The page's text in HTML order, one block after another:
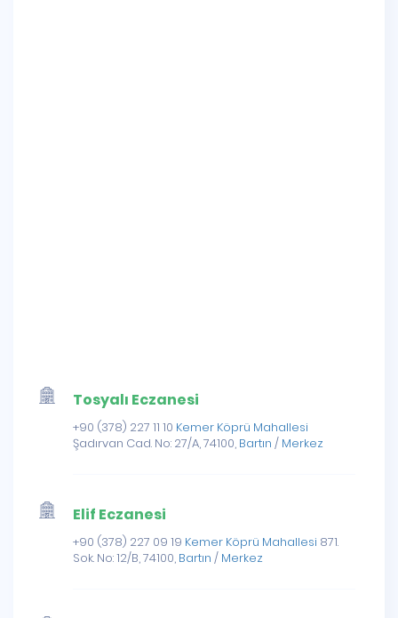
Tosyalı Eczanesi
+90 (378) 227 11 10 Kemer Köprü Mahallesi
Şadırvan Cad. No: 27/A, 74100, Bartın / Merkez
Elif Eczanesi
+90 (378) 227 09 19 Kemer Köprü Mahallesi 871.
Sok. No: 12/B, 74100, Bartın / Merkez